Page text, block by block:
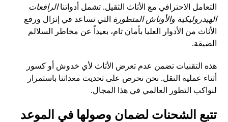
التعامل الاحترافي مع الأثاث الثقيل. تشمل أدواتناالرافعات
الهيدروليكية والأوناش المتطورة التي تساعد في إنزال ورفع
الأثاث من الأدوار العليا بأمان تام، بعيداً عن مخاطر السلالم
الضيقة.
هذه التقنيات تضمن عدم تعرض الأثاث لأي خدوش أو كسور
أثناء عملية النقل. نحن نحرص على تحديث معداتنا باستمرار
لنواكب التطور العالمي في هذا المجال.
تتبع الشحنات لضمان وصولها في الموعد